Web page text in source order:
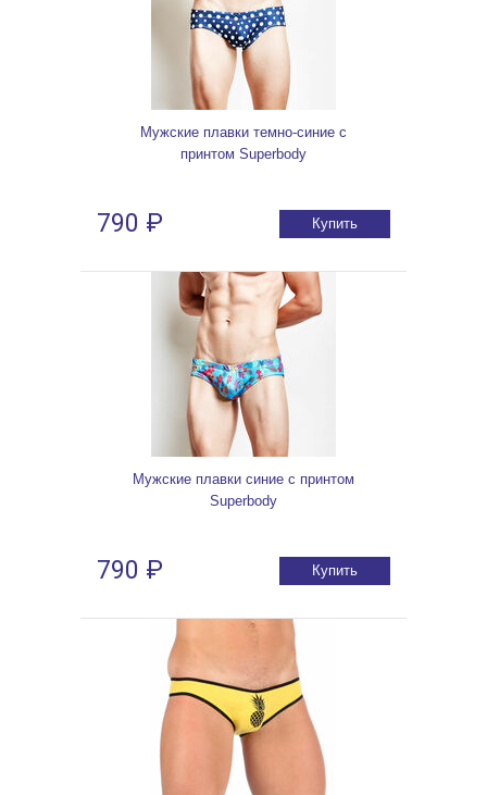
Мужские плавки темно-синие с
принтом Superbody
790 ₽ Купить
Мужские плавки синие с принтом
Superbody
790 ₽ Купить